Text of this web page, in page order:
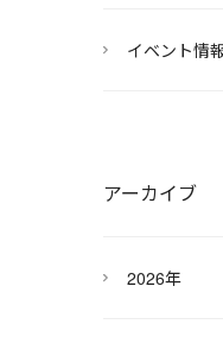
イベント情
アーカイブ
2026年